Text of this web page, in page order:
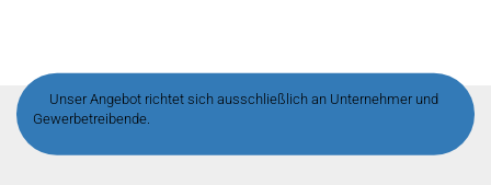
Unser Angebot richtet sich ausschließlich an Unternehmer und
Gewerbetreibende.